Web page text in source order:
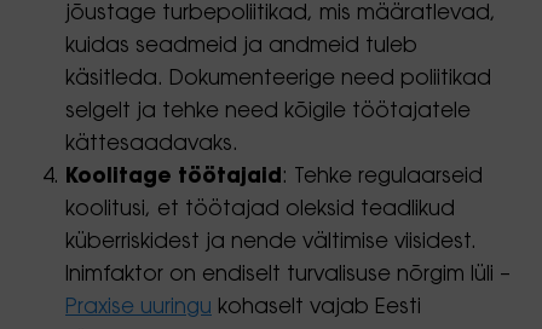
jõustage turbepoliitikad, mis määratlevad,
kuidas seadmeid ja andmeid tuleb
käsitleda. Dokumenteerige need poliitikad
selgelt ja tehke need kõigile töötajatele
kättesaadavaks.
Koolitage töötajaid : Tehke regulaarseid
koolitusi, et töötajad oleksid teadlikud
küberriskidest ja nende vältimise viisidest.
Inimfaktor on endiselt turvalisuse nõrgim lüli –
Praxise uuringu kohaselt vajab Eesti